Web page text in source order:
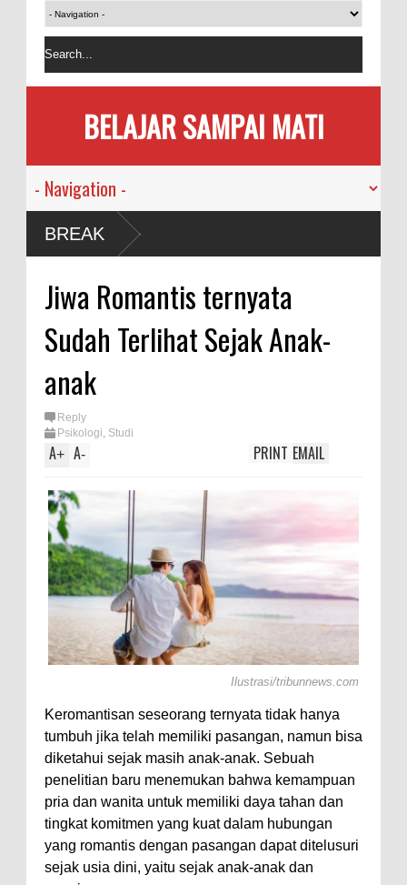
BELAJAR SAMPAI MATI
BREAK
Jiwa Romantis ternyata
Sudah Terlihat Sejak Anak-
anak
Reply
Psikologi, Studi
A+ A- EMAIL
PRINT
Ilustrasi/tribunnews.com
Keromantisan seseorang ternyata tidak hanya
tumbuh jika telah memiliki pasangan, namun bisa
diketahui sejak masih anak-anak. Sebuah
penelitian baru menemukan bahwa kemampuan
pria dan wanita untuk memiliki daya tahan dan
tingkat komitmen yang kuat dalam hubungan
yang romantis dengan pasangan dapat ditelusuri
sejak usia dini, yaitu sejak anak-anak dan